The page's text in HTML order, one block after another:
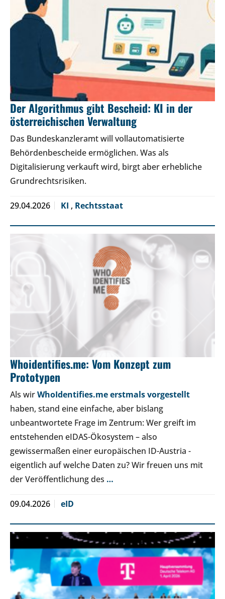
Der Algorithmus gibt Bescheid: KI in der
österreichischen Verwaltung
Das Bundeskanzleramt will vollautomatisierte
Behördenbescheide ermöglichen. Was als
Digitalisierung verkauft wird, birgt aber erhebliche
Grundrechtsrisiken.
29.04.2026 KI , Rechtsstaat
Whoidentifies.me: Vom Konzept zum
Prototypen
Als wirWhoIdentifies.me erstmals vorgestellt
haben, stand eine einfache, aber bislang
unbeantwortete Frage im Zentrum: Wer greift im
entstehenden eIDAS-Ökosystem – also
gewissermaßen einer europäischen ID-Austria -
eigentlich auf welche Daten zu? Wir freuen uns mit
der Veröffentlichung des …
09.04.2026 eID